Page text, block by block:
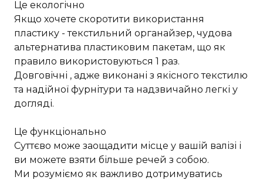
Це екологічно
Якщо хочете скоротити використання
пластику - текстильний органайзер, чудова
альтернатива пластиковим пакетам, що як
правило використовуються 1 раз.
Довговічні , адже виконані з якісного текстилю
та надійної фурнітури та надзвичайно легкі у
догляді.
Це функціонально
Суттєво може заощадити місце у вашій валізі і
ви можете взяти більше речей з собою.
Ми розуміємо як важливо дотримуватись